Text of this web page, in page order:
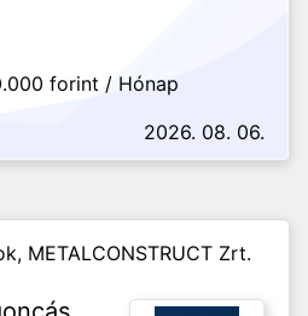
forint / Hónap
2026. 08. 06.
METALCONSTRUCT Zrt.